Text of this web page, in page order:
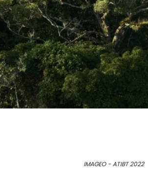
IMAGEO - ATIBT 2022